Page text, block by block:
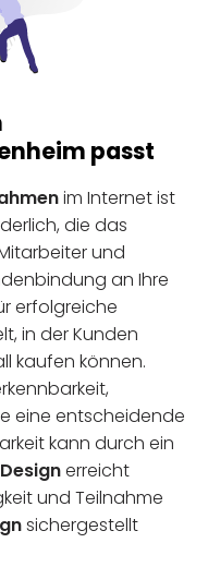
passt
im Internet ist
die das
und
an Ihre
erfolgreiche
in der Kunden
kaufen können.
eine entscheidende
kann durch ein
erreicht
und Teilnahme
sichergestellt